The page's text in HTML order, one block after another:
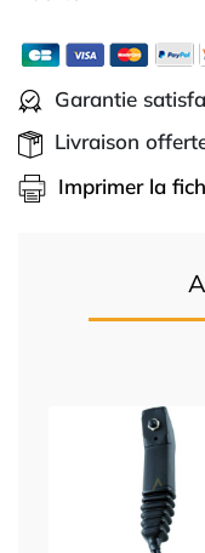
Garantie
Livraison
Imprimer la